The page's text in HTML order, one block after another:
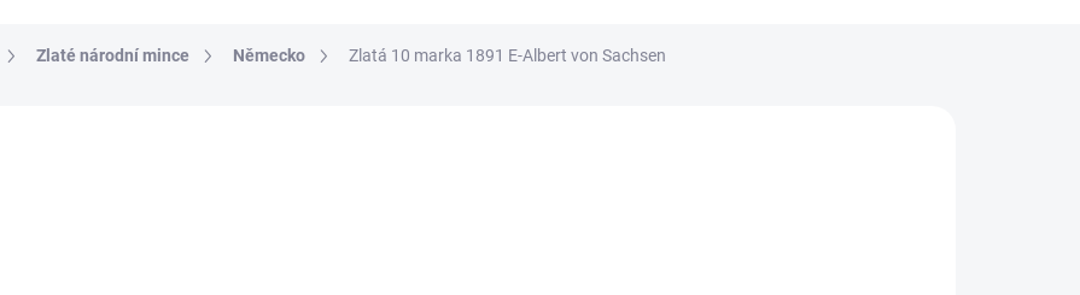
Zlaté národní mince Německo Zlatá 10 marka 1891 E-Albert von Sachsen